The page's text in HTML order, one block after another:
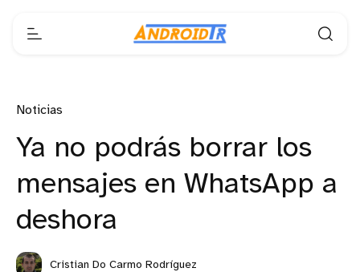
Noticias
Ya no podrás borrar los
mensajes en WhatsApp a
deshora
Cristian Do Carmo Rodríguez